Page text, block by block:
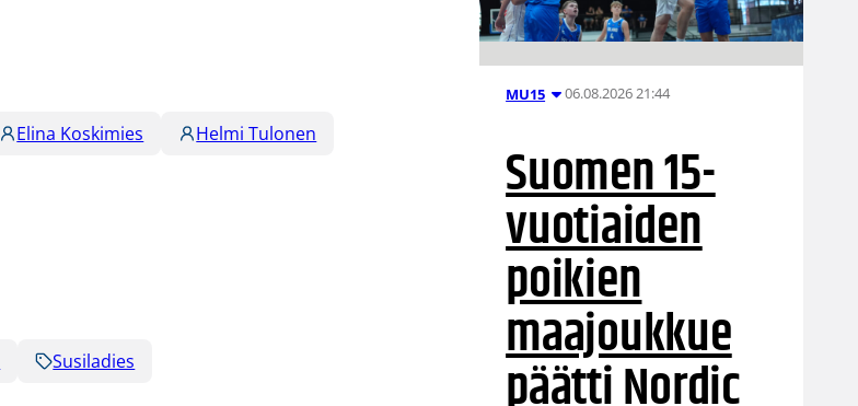
Elina Koskimies
Helmi Tulonen
Susiladies
MU15 06.08.2026 21:44
Suomen 15-
vuotiaiden
poikien
maajoukkue
päätti Nordic